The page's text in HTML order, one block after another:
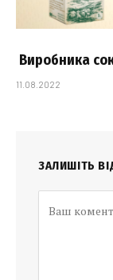
Виробника
11.08.2022
ЗАЛИШІТЬ